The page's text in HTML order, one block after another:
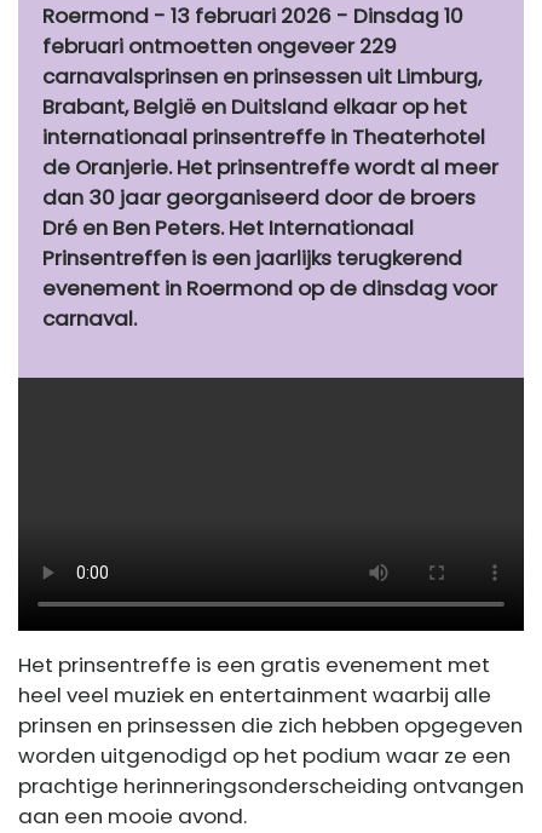
Roermond - 13 februari 2026 - Dinsdag 10
februari ontmoetten ongeveer 229
carnavalsprinsen en prinsessen uit Limburg,
Brabant, België en Duitsland elkaar op het
internationaal prinsentreffe in Theaterhotel
de Oranjerie. Het prinsentreffe wordt al meer
dan 30 jaar georganiseerd door de broers
Dré en Ben Peters. Het Internationaal
Prinsentreffen is een jaarlijks terugkerend
evenement in Roermond op de dinsdag voor
carnaval.
Het prinsentreffe is een gratis evenement met
heel veel muziek en entertainment waarbij alle
prinsen en prinsessen die zich hebben opgegeven
worden uitgenodigd op het podium waar ze een
prachtige herinneringsonderscheiding ontvangen
aan een mooie avond.